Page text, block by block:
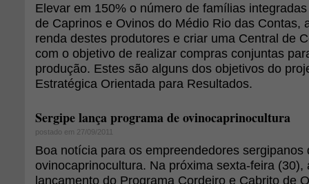
Elevar em 150% o número de famílias
de Caprinos e Ovinos do Médio Rio das Contas,
renda destes produtores e criar uma Central de
com o objetivo de realizar compras conjuntas
produção. Estes são alguns dos objetivos do
Estratégica Orientada para Resultados.
Sergipe lança programa de ovinocaprinocultura
postado em 27/09/2011
Boa notícia para os empreendedores sergipanos
ovinocaprinocultura. Na próxima sexta-feira (30),
lançamento do Programa Cordeiro e Cabrito de